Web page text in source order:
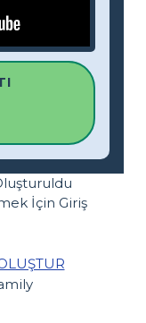
İçin Giriş